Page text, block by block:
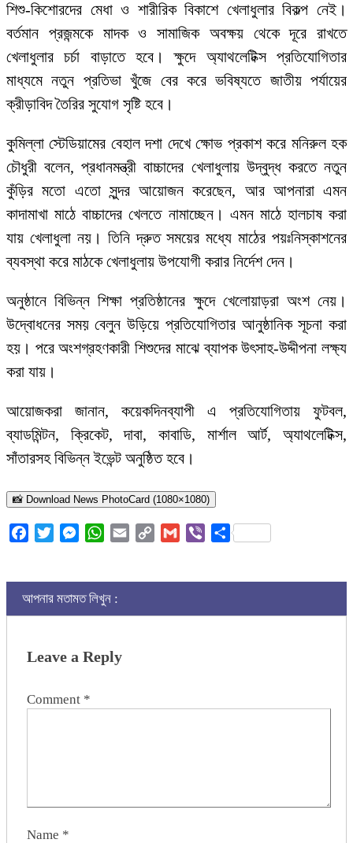
শিশু-কিশোরদের মেধা ও শারীরিক বিকাশে খেলাধুলার বিকল্প নেই।
বর্তমান প্রজন্মকে মাদক ও সামাজিক অবক্ষয় থেকে দূরে রাখতে
খেলাধুলার চর্চা বাড়াতে হবে। ক্ষুদে অ্যাথলেটিক্স প্রতিযোগিতার
মাধ্যমে নতুন প্রতিভা খুঁজে বের করে ভবিষ্যতে জাতীয় পর্যায়ের
ক্রীড়াবিদ তৈরির সুযোগ সৃষ্টি হবে।
কুমিল্লা স্টেডিয়ামের বেহাল দশা দেখে ক্ষোভ প্রকাশ করে মনিরুল হক
চৌধুরী বলেন, প্রধানমন্ত্রী বাচ্চাদের খেলাধুলায় উদ্বুদ্ধ করতে নতুন
কুঁড়ির মতো এতো সুন্দর আয়োজন করেছেন, আর আপনারা এমন
কাদামাখা মাঠে বাচ্চাদের খেলতে নামাচ্ছেন। এমন মাঠে হালচাষ করা
যায় খেলাধুলা নয়। তিনি দ্রুত সময়ের মধ্যে মাঠের পয়ঃনিস্কাশনের
ব্যবস্থা করে মাঠকে খেলাধুলায় উপযোগী করার নির্দেশ দেন।
অনুষ্ঠানে বিভিন্ন শিক্ষা প্রতিষ্ঠানের ক্ষুদে খেলোয়াড়রা অংশ নেয়।
উদ্বোধনের সময় বেলুন উড়িয়ে প্রতিযোগিতার আনুষ্ঠানিক সূচনা করা
হয়। পরে অংশগ্রহণকারী শিশুদের মাঝে ব্যাপক উৎসাহ-উদ্দীপনা লক্ষ্য
করা যায়।
আয়োজকরা জানান, কয়েকদিনব্যাপী এ প্রতিযোগিতায় ফুটবল,
ব্যাডমিন্টন, ক্রিকেট, দাবা, কাবাডি, মার্শাল আর্ট, অ্যাথলেটিক্স,
সাঁতারসহ বিভিন্ন ইভেন্ট অনুষ্ঠিত হবে।
📸 Download News PhotoCard (1080×1080)
Facebook
TwitterMessengerWhatsApp
Email
Copy
Gmail ViberShare
আপনার মতামত লিখুন :
Leave a Reply
Comment *
Name *